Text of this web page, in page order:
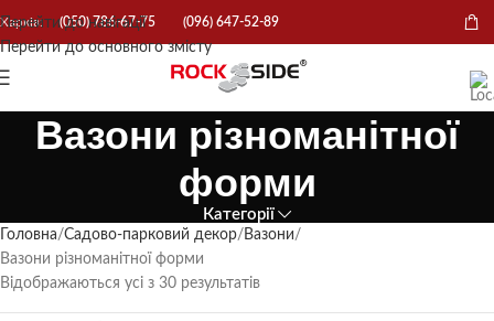
Перейти до навігації
Перейти до основного змісту
Харків: (050) 786-67-75 (096) 647-52-89
Вазони різноманітної
форми
Категорії
Головна Садово-парковий декор Вазони
Вазони різноманітної форми
Відображаються усі з 30 результатів